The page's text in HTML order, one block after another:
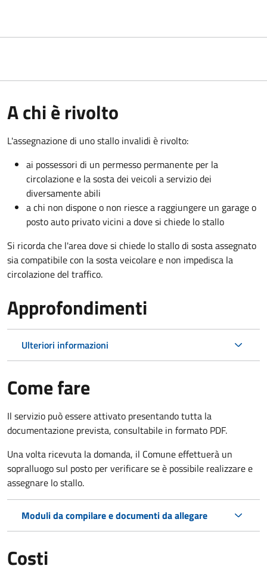
A chi è rivolto
L'assegnazione di uno stallo invalidi è rivolto:
ai possessori di un permesso permanente per la
circolazione e la sosta dei veicoli a servizio dei
diversamente abili
a chi non dispone o non riesce a raggiungere un garage o
posto auto privato vicini a dove si chiede lo stallo
Si ricorda che l'area dove si chiede lo stallo di sosta assegnato
sia compatibile con la sosta veicolare e non impedisca la
circolazione del traffico.
Approfondimenti
Ulteriori informazioni
Come fare
Il servizio può essere attivato presentando tutta la
documentazione prevista, consultabile in formato PDF.
Una volta ricevuta la domanda, il Comune effettuerà un
sopralluogo sul posto per verificare se è possibile realizzare e
assegnare lo stallo.
Moduli da compilare e documenti da allegare
Costi